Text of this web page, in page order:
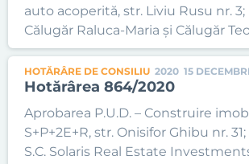
auto acoperită, str. Liviu Rusu nr.
Călugăr Raluca-Maria și Călugăr
HOTĂRÂRE DE CONSILIU 2020 15
Hotărârea 864/2020
Aprobarea P.U.D. – Construire
S+P+2E+R, str. Onisifor Ghibu nr.
S.C. Solaris Real Estate